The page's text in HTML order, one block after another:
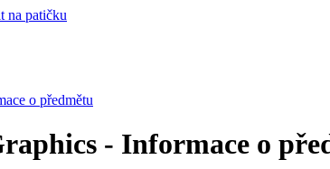
na patičku
o předmětu
- Informace o